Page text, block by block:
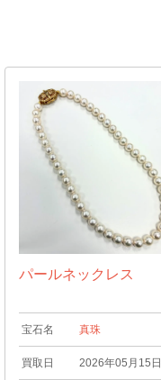
パールネックレス
宝石名 真珠
買取日 2026年05月15日